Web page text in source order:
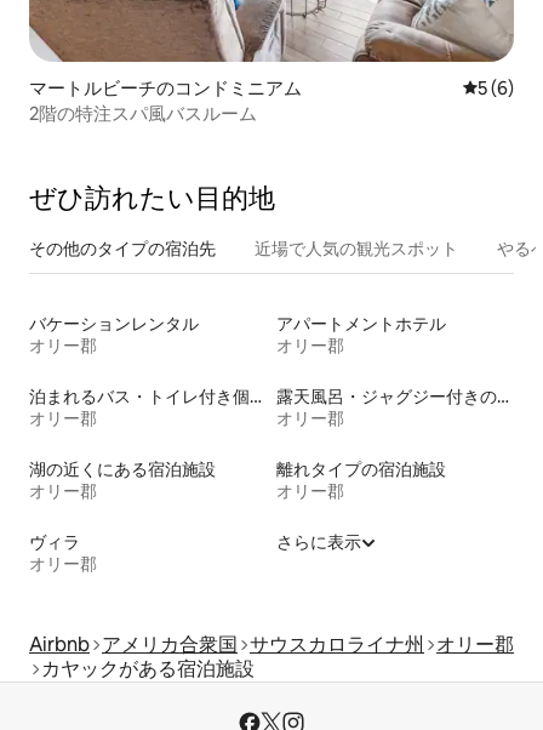
マートルビーチのコンドミニアム レビュー
5 (6)
2階の特注スパ風バスルーム
ぜひ訪⁠れ⁠た⁠い目⁠的⁠地
その他のタ⁠イ⁠プ⁠の宿⁠泊⁠先 近場で人気の観光スポット やる
バケーションレンタル
オリー郡
アパートメントホテル
オリー郡
泊まれるバス・トイレ付き個室
オリー郡
露天風呂・ジャグジー付きの宿泊施設
オリー郡
湖の近くにある宿泊施設
オリー郡
離れタイプの宿泊施設
オリー郡
ヴィラ
オリー郡
さらに表示
Airbnb アメリカ合衆国 サウスカロライナ州
オリー郡
カヤックがある宿泊施設